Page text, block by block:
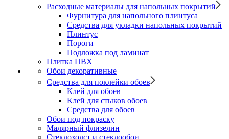
Расходные материалы для напольных покрытий
Фурнитура для напольного плинтуса
Средства для укладки напольных покрытий
Плинтус
Пороги
Подложка под ламинат
Плитка ПВХ
Обои декоративные
Средства для поклейки обоев
Клей для обоев
Клей для стыков обоев
Средства для обоев
Обои под покраску
Малярный флизелин
Стеклохолст и стеклообои